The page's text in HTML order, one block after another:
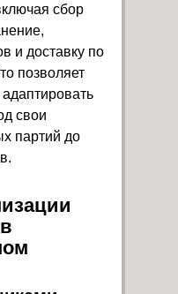
сбор
и доставку по
позволяет
свои
партий до